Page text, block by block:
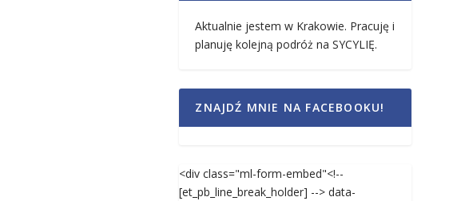
Aktualnie jestem w Krakowie. Pracuję i
planuję kolejną podróż na SYCYLIĘ.
ZNAJDŹ MNIE NA FACEBOOKU!
<div class="ml-form-embed"<!--
[et_pb_line_break_holder] --> data-